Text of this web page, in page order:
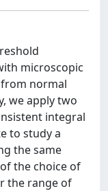
microscopic
normal
we apply two
integral
to study a
the same
the choice of
the range of